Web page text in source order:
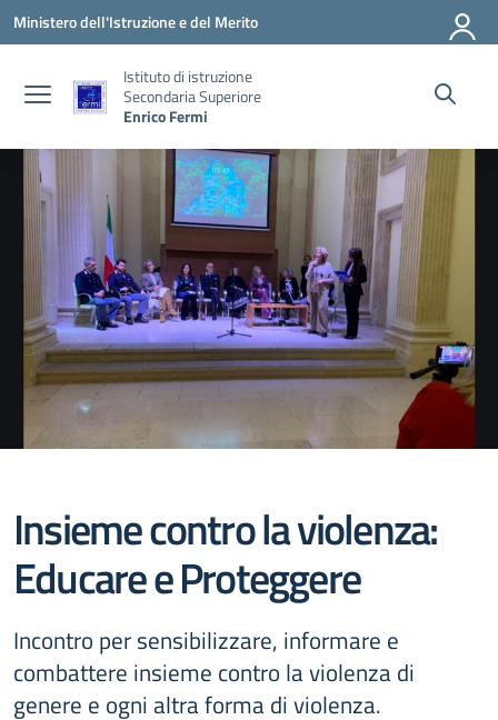
Vai ai contenuti
Vai al menu di navigazione
Vai al footer
Ministero dell'Istruzione e del Merito
Istituto di istruzione
Secondaria Superiore
Enrico Fermi
Insieme contro la violenza:
Educare e Proteggere
Incontro per sensibilizzare, informare e
combattere insieme contro la violenza di
genere e ogni altra forma di violenza.